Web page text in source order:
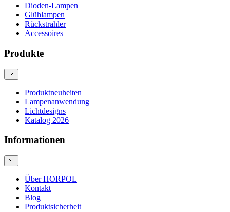
Dioden-Lampen
Glühlampen
Rückstrahler
Accessoires
Produkte
Produktneuheiten
Lampenanwendung
Lichtdesigns
Katalog 2026
Informationen
Über HORPOL
Kontakt
Blog
Produktsicherheit